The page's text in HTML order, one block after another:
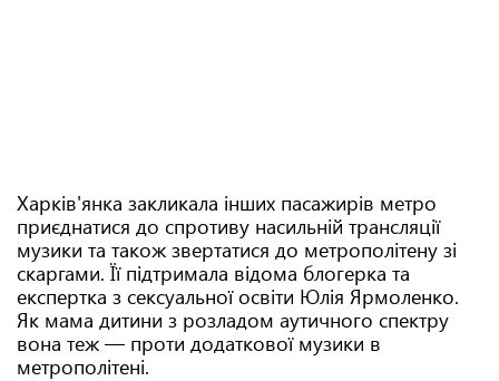
Харків'янка закликала інших пасажирів метро
приєднатися до спротиву насильній трансляції
музики та також звертатися до метрополітену зі
скаргами. Її підтримала відома блогерка та
експертка з сексуальної освіти Юлія Ярмоленко.
Як мама дитини з розладом аутичного спектру
вона теж — проти додаткової музики в
метрополітені.